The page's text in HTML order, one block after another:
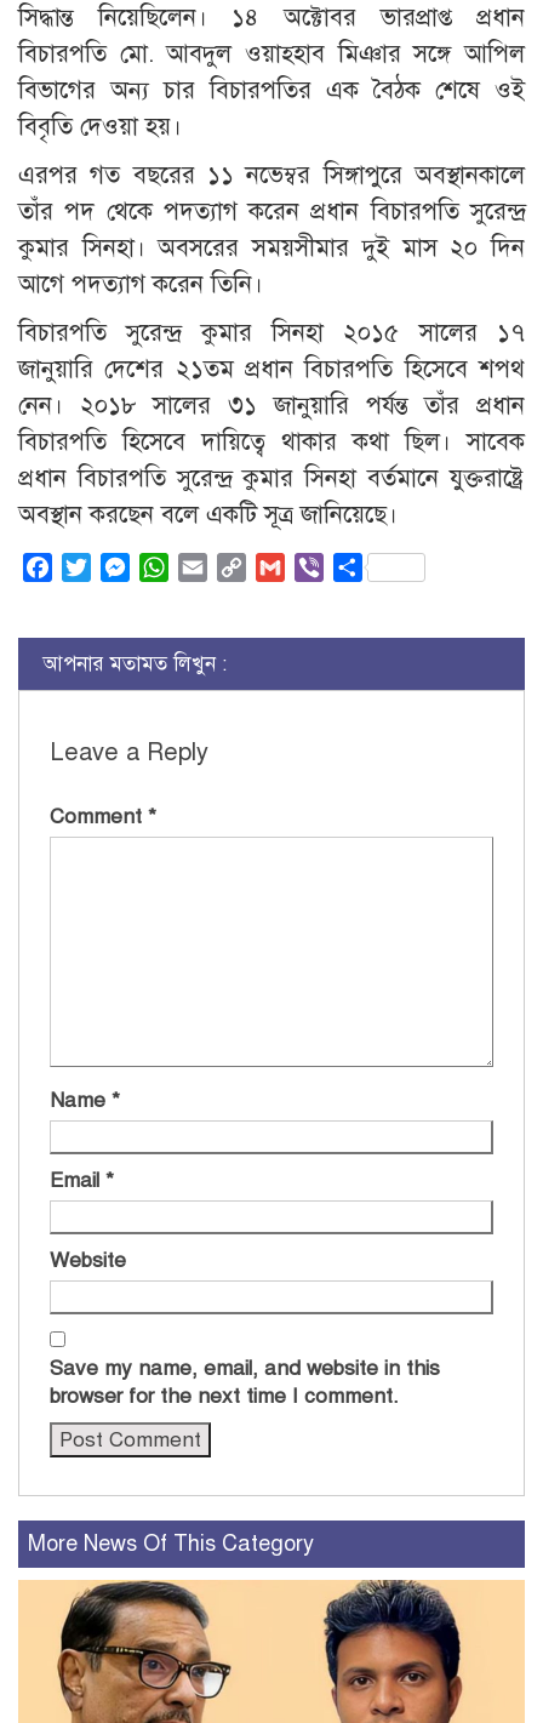
সিদ্ধান্ত নিয়েছিলেন। ১৪ অক্টোবর ভারপ্রাপ্ত প্রধান
বিচারপতি মো. আবদুল ওয়াহ্হাব মিঞার সঙ্গে আপিল
বিভাগের অন্য চার বিচারপতির এক বৈঠক শেষে ওই
বিবৃতি দেওয়া হয়।
এরপর গত বছরের ১১ নভেম্বর সিঙ্গাপুরে অবস্থানকালে
তাঁর পদ থেকে পদত্যাগ করেন প্রধান বিচারপতি সুরেন্দ্র
কুমার সিনহা। অবসরের সময়সীমার দুই মাস ২০ দিন
আগে পদত্যাগ করেন তিনি।
বিচারপতি সুরেন্দ্র কুমার সিনহা ২০১৫ সালের ১৭
জানুয়ারি দেশের ২১তম প্রধান বিচারপতি হিসেবে শপথ
নেন। ২০১৮ সালের ৩১ জানুয়ারি পর্যন্ত তাঁর প্রধান
বিচারপতি হিসেবে দায়িত্বে থাকার কথা ছিল। সাবেক
প্রধান বিচারপতি সুরেন্দ্র কুমার সিনহা বর্তমানে যুক্তরাষ্ট্রে
অবস্থান করছেন বলে একটি সূত্র জানিয়েছে।
FacebookTwitterMessenger
WhatsApp
Email
Copy
Gmail ViberShare
আপনার মতামত লিখুন :
Leave a Reply
Comment *
Name *
Email *
Website
Save my name, email, and website in this
browser for the next time I comment.
More News Of This Category